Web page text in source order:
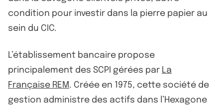
condition pour investir dans la pierre papier au
sein du CIC.
L’établissement bancaire propose
principalement des SCPI gérées par La
Française REM. Créée en 1975, cette société de
gestion administre des actifs dans l’Hexagone